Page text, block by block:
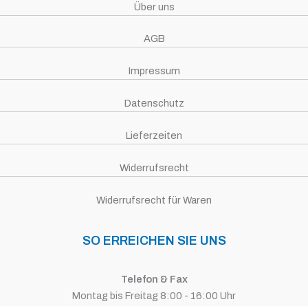
Über uns
AGB
Impressum
Datenschutz
Lieferzeiten
Widerrufsrecht
Widerrufsrecht für Waren
SO ERREICHEN SIE UNS
Telefon & Fax
Montag bis Freitag 8:00 - 16:00 Uhr